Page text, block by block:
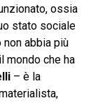
ossia
stato sociale
abbia più
mondo che ha
– è la